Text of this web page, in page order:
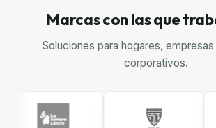
Marcas con las que
Soluciones para hogares,
corporativos.